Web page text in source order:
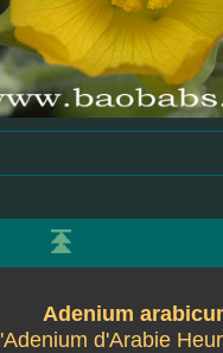
Adenium
'Adenium d'Arabie